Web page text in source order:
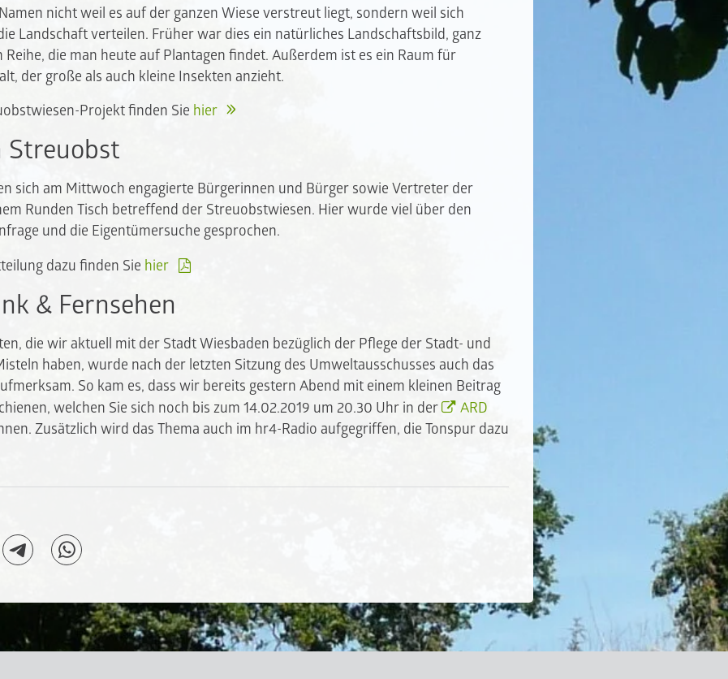
nicht weil es auf der ganzen Wiese verstreut liegt, sondern weil sich
Landschaft verteilen. Früher war dies ein natürliches Landschaftsbild, ganz
Reihe, die man heute auf Plantagen findet. Außerdem ist es ein Raum für
der große als auch kleine Insekten anzieht.
Projekt finden Sie hier
Streuobst
sich am Mittwoch engagierte Bürgerinnen und Bürger sowie Vertreter der
Runden Tisch betreffend der Streuobstwiesen. Hier wurde viel über den
und die Eigentümersuche gesprochen.
dazu finden Sie hier
& Fernsehen
die wir aktuell mit der Stadt Wiesbaden bezüglich der Pflege der Stadt- und
haben, wurde nach der letzten Sitzung des Umweltausschusses auch das
So kam es, dass wir bereits gestern Abend mit einem kleinen Beitrag
welchen Sie sich noch bis zum 14.02.2019 um 20.30 Uhr in der
ARD
Zusätzlich wird das Thema auch im hr4-Radio aufgegriffen, die Tonspur dazu